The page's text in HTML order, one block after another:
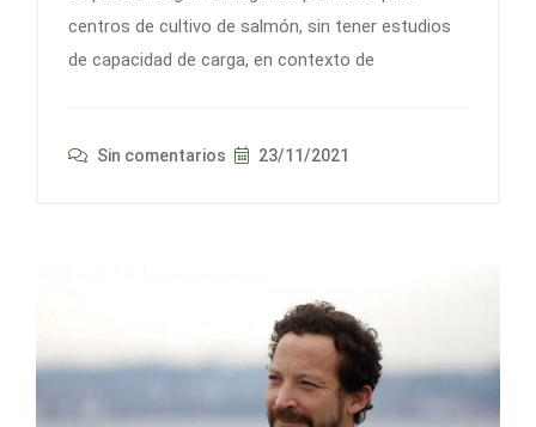
centros de cultivo de salmón, sin tener estudios
de capacidad de carga, en contexto de
Sin comentarios 23/11/2021